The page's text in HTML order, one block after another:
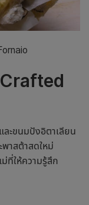
ละขนมปังอิตาเลียน
าสต้าสดใหม่
ที่ให้ความรู้สึก